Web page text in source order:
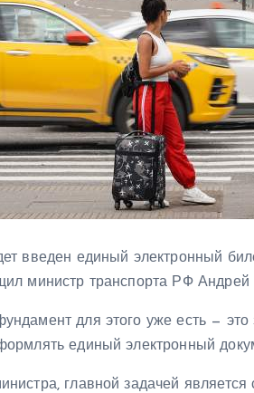
введен единый электронный
министр транспорта РФ Андрей
для этого уже есть — это
единый электронный
главной задачей